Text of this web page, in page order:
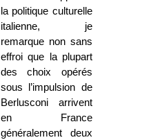
la politique culturelle
italienne, je
remarque non sans
effroi que la plupart
des choix opérés
sous l’impulsion de
Berlusconi arrivent
en France
généralement deux